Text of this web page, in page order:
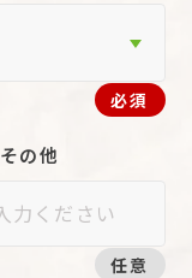
必須
その他
任意